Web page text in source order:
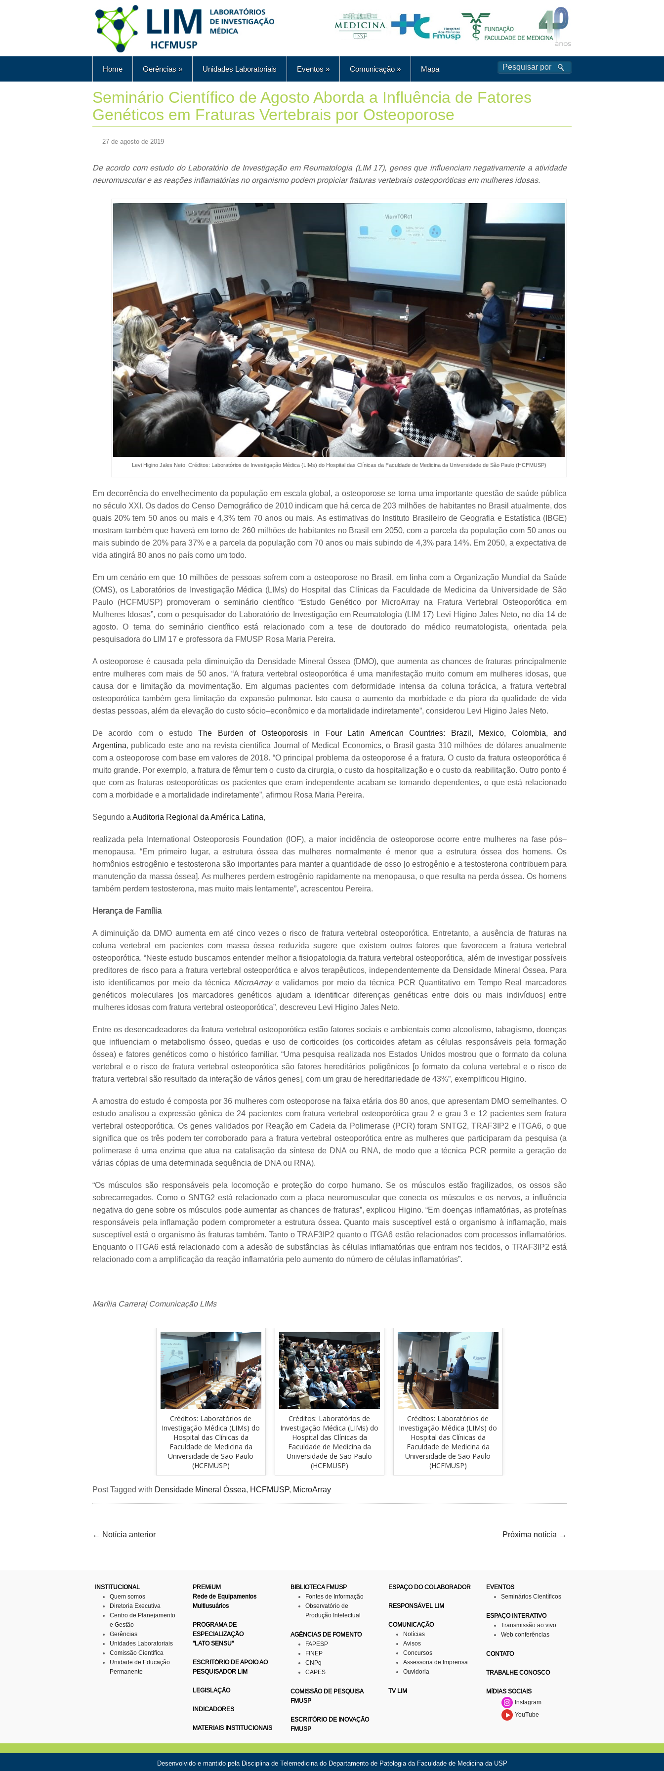
Home Gerências » Unidades Laboratoriais Eventos » Comunicação» Mapa
Seminário Científico de Agosto Aborda a Influência de Fatores
Genéticos em Fraturas Vertebrais por Osteoporose
27 de agosto de 2019
De acordo com estudo do Laboratório de Investigação em Reumatologia (LIM 17), genes que influenciam negativamente a atividade
neuromuscular e as reações inflamatórias no organismo podem propiciar fraturas vertebrais osteoporóticas em mulheres idosas.
Levi Higino Jales Neto. Créditos: Laboratórios de Investigação Médica (LIMs) do Hospital das Clínicas da Faculdade de Medicina da Universidade de São Paulo (HCFMUSP)
Em decorrência do envelhecimento da população em escala global, a osteoporose se torna uma importante questão de saúde pública
no século XXI. Os dados do Censo Demográfico de 2010 indicam que há cerca de 203 milhões de habitantes no Brasil atualmente, dos
quais 20% tem 50 anos ou mais e 4,3% tem 70 anos ou mais. As estimativas do Instituto Brasileiro de Geografia e Estatística (IBGE)
mostram também que haverá em torno de 260 milhões de habitantes no Brasil em 2050, com a parcela da população com 50 anos ou
mais subindo de 20% para 37% e a parcela da população com 70 anos ou mais subindo de 4,3% para 14%. Em 2050, a expectativa de
vida atingirá 80 anos no país como um todo.
Em um cenário em que 10 milhões de pessoas sofrem com a osteoporose no Brasil, em linha com a Organização Mundial da Saúde
(OMS), os Laboratórios de Investigação Médica (LIMs) do Hospital das Clínicas da Faculdade de Medicina da Universidade de São
Paulo (HCFMUSP) promoveram o seminário científico “Estudo Genético por MicroArray na Fratura Vertebral Osteoporótica em
Mulheres Idosas”, com o pesquisador do Laboratório de Investigação em Reumatologia (LIM 17) Levi Higino Jales Neto, no dia 14 de
agosto. O tema do seminário científico está relacionado com a tese de doutorado do médico reumatologista, orientada pela
pesquisadora do LIM 17 e professora da FMUSP Rosa Maria Pereira.
A osteoporose é causada pela diminuição da Densidade Mineral Óssea (DMO), que aumenta as chances de fraturas principalmente
entre mulheres com mais de 50 anos. “A fratura vertebral osteoporótica é uma manifestação muito comum em mulheres idosas, que
causa dor e limitação da movimentação. Em algumas pacientes com deformidade intensa da coluna torácica, a fratura vertebral
osteoporótica também gera limitação da expansão pulmonar. Isto causa o aumento da morbidade e da piora da qualidade de vida
destas pessoas, além da elevação do custo sócio–econômico e da mortalidade indiretamente”, considerou Levi Higino Jales Neto.
De acordo com o estudoThe Burden of Osteoporosis in Four Latin American Countries: Brazil, Mexico, Colombia, and
Argentina, publicado este ano na revista científica Journal of Medical Economics, o Brasil gasta 310 milhões de dólares anualmente
com a osteoporose com base em valores de 2018. “O principal problema da osteoporose é a fratura. O custo da fratura osteoporótica é
muito grande. Por exemplo, a fratura de fêmur tem o custo da cirurgia, o custo da hospitalização e o custo da reabilitação. Outro ponto é
que com as fraturas osteoporóticas os pacientes que eram independente acabam se tornando dependentes, o que está relacionado
com a morbidade e a mortalidade indiretamente”, afirmou Rosa Maria Pereira.
Segundo a Auditoria Regional da América Latina,
realizada pela International Osteoporosis Foundation (IOF), a maior incidência de osteoporose ocorre entre mulheres na fase pós–
menopausa. “Em primeiro lugar, a estrutura óssea das mulheres normalmente é menor que a estrutura óssea dos homens. Os
hormônios estrogênio e testosterona são importantes para manter a quantidade de osso [o estrogênio e a testosterona contribuem para
manutenção da massa óssea]. As mulheres perdem estrogênio rapidamente na menopausa, o que resulta na perda óssea. Os homens
também perdem testosterona, mas muito mais lentamente”, acrescentou Pereira.
Herança de Família
A diminuição da DMO aumenta em até cinco vezes o risco de fratura vertebral osteoporótica. Entretanto, a ausência de fraturas na
coluna vertebral em pacientes com massa óssea reduzida sugere que existem outros fatores que favorecem a fratura vertebral
osteoporótica. “Neste estudo buscamos entender melhor a fisiopatologia da fratura vertebral osteoporótica, além de investigar possíveis
preditores de risco para a fratura vertebral osteoporótica e alvos terapêuticos, independentemente da Densidade Mineral Óssea. Para
isto identificamos por meio da técnica MicroArraye validamos por meio da técnica PCR Quantitativo em Tempo Real marcadores
genéticos moleculares [os marcadores genéticos ajudam a identificar diferenças genéticas entre dois ou mais indivíduos] entre
mulheres idosas com fratura vertebral osteoporótica”, descreveu Levi Higino Jales Neto.
Entre os desencadeadores da fratura vertebral osteoporótica estão fatores sociais e ambientais como alcoolismo, tabagismo, doenças
que influenciam o metabolismo ósseo, quedas e uso de corticoides (os corticoides afetam as células responsáveis pela formação
óssea) e fatores genéticos como o histórico familiar. “Uma pesquisa realizada nos Estados Unidos mostrou que o formato da coluna
vertebral e o risco de fratura vertebral osteoporótica são fatores hereditários poligênicos [o formato da coluna vertebral e o risco de
fratura vertebral são resultado da interação de vários genes], com um grau de hereditariedade de 43%”, exemplificou Higino.
A amostra do estudo é composta por 36 mulheres com osteoporose na faixa etária dos 80 anos, que apresentam DMO semelhantes. O
estudo analisou a expressão gênica de 24 pacientes com fratura vertebral osteoporótica grau 2 e grau 3 e 12 pacientes sem fratura
vertebral osteoporótica. Os genes validados por Reação em Cadeia da Polimerase (PCR) foram SNTG2, TRAF3IP2 e ITGA6, o que
significa que os três podem ter corroborado para a fratura vertebral osteoporótica entre as mulheres que participaram da pesquisa (a
polimerase é uma enzima que atua na catalisação da síntese de DNA ou RNA, de modo que a técnica PCR permite a geração de
várias cópias de uma determinada sequência de DNA ou RNA).
“Os músculos são responsáveis pela locomoção e proteção do corpo humano. Se os músculos estão fragilizados, os ossos são
sobrecarregados. Como o SNTG2 está relacionado com a placa neuromuscular que conecta os músculos e os nervos, a influência
negativa do gene sobre os músculos pode aumentar as chances de fraturas”, explicou Higino. “Em doenças inflamatórias, as proteínas
responsáveis pela inflamação podem comprometer a estrutura óssea. Quanto mais susceptível está o organismo à inflamação, mais
susceptível está o organismo às fraturas também. Tanto o TRAF3IP2 quanto o ITGA6 estão relacionados com processos inflamatórios.
Enquanto o ITGA6 está relacionado com a adesão de substâncias às células inflamatórias que entram nos tecidos, o TRAF3IP2 está
relacionado com a amplificação da reação inflamatória pelo aumento do número de células inflamatórias”.
Marília Carrera| Comunicação LIMs
Créditos: Laboratórios de
Investigação Médica (LIMs) do
Hospital das Clínicas da
Faculdade de Medicina da
Universidade de São Paulo
(HCFMUSP)
Créditos: Laboratórios de
Investigação Médica (LIMs) do
Hospital das Clínicas da
Faculdade de Medicina da
Universidade de São Paulo
(HCFMUSP)
Créditos: Laboratórios de
Investigação Médica (LIMs) do
Hospital das Clínicas da
Faculdade de Medicina da
Universidade de São Paulo
(HCFMUSP)
Post Tagged with Densidade Mineral Óssea, HCFMUSP, MicroArray
← Notícia anterior Próxima notícia →
INSTITUCIONAL
Quem somos
Diretoria Executiva
Centro de Planejamento
e Gestão
Gerências
Unidades Laboratoriais
Comissão Científica
Unidade de Educação
Permanente
PREMiUM
Rede de Equipamentos
Multiusuários
PROGRAMA DE
ESPECIALIZAÇÃO
"LATO SENSU"
ESCRITÓRIO DE APOIO AO
PESQUISADOR LIM
LEGISLAÇÃO
INDICADORES
MATERIAIS INSTITUCIONAIS
BIBLIOTECA FMUSP
Fontes de Informação
Observatório de
Produção Intelectual
AGÊNCIAS DE FOMENTO
FAPESP
FINEP
CNPq
CAPES
COMISSÃO DE PESQUISA
FMUSP
ESCRITÓRIO DE INOVAÇÃO
FMUSP
ESPAÇO DO COLABORADOR
RESPONSÁVEL LIM
COMUNICAÇÃO
Notícias
Avisos
Concursos
Assessoria de Imprensa
Ouvidoria
TV LIM
EVENTOS
Seminários Científicos
ESPAÇO INTERATIVO
Transmissão ao vivo
Web conferências
CONTATO
TRABALHE CONOSCO
MÍDIAS SOCIAIS
Instagram
YouTube
Desenvolvido e mantido pela Disciplina de Telemedicinado Departamento de Patologia da Faculdade de Medicina da USP